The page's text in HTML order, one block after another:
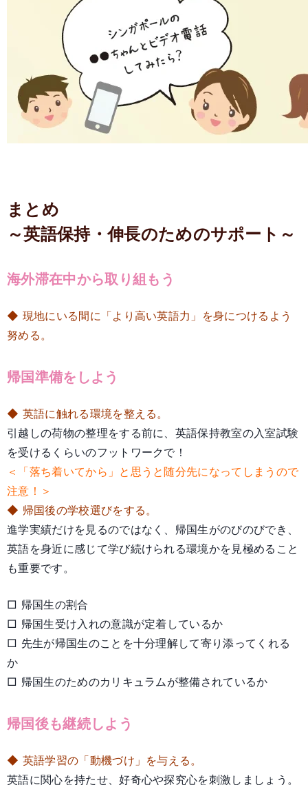
まとめ
～英語保持・伸長のためのサポート～
海外滞在中から取り組もう
◆ 現地にいる間に「より高い英語力」を身につけるよう
努める。
帰国準備をしよう
◆ 英語に触れる環境を整える。
引越しの荷物の整理をする前に、英語保持教室の入室試験
を受けるくらいのフットワークで！
＜「落ち着いてから」と思うと随分先になってしまうので
注意！＞
◆ 帰国後の学校選びをする。
進学実績だけを見るのではなく、帰国生がのびのびでき、
英語を身近に感じて学び続けられる環境かを見極めること
も重要です。
□ 帰国生の割合
□ 帰国生受け入れの意識が定着しているか
□ 先生が帰国生のことを十分理解して寄り添ってくれる
か
□ 帰国生のためのカリキュラムが整備されているか
帰国後も継続しよう
◆ 英語学習の「動機づけ」を与える。
英語に関心を持たせ、好奇心や探究心を刺激しましょう。